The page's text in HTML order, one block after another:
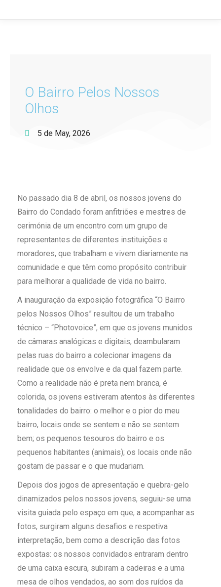
O Bairro Pelos Nossos
Olhos
5 de May, 2026
No passado dia 8 de abril, os nossos jovens do
Bairro do Condado foram anfitriões e mestres de
cerimónia de um encontro com um grupo de
representantes de diferentes instituições e
moradores, que trabalham e vivem diariamente na
comunidade e que têm como propósito contribuir
para melhorar a qualidade de vida no bairro.
A inauguração da exposição fotográfica “O Bairro
pelos Nossos Olhos” resultou de um trabalho
técnico – “Photovoice”, em que os jovens munidos
de câmaras analógicas e digitais, deambularam
pelas ruas do bairro a colecionar imagens da
realidade que os envolve e da qual fazem parte.
Como a realidade não é preta nem branca, é
colorida, os jovens estiveram atentos às diferentes
tonalidades do bairro: o melhor e o pior do meu
bairro, locais onde se sentem e não se sentem
bem; os pequenos tesouros do bairro e os
pequenos habitantes (animais); os locais onde não
gostam de passar e o que mudariam.
Depois dos jogos de apresentação e quebra-gelo
dinamizados pelos nossos jovens, seguiu-se uma
visita guiada pelo espaço em que, a acompanhar as
fotos, surgiram alguns desafios e respetiva
interpretação, bem como a descrição das fotos
expostas: os nossos convidados entraram dentro
de uma caixa escura, subiram a cadeiras e a uma
mesa de olhos vendados, ao som dos ruídos da